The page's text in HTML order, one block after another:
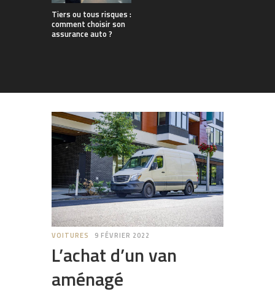
Tiers ou tous risques :
comment choisir son
assurance auto ?
VOITURES 9 FÉVRIER 2022
L’achat d’un van
aménagé